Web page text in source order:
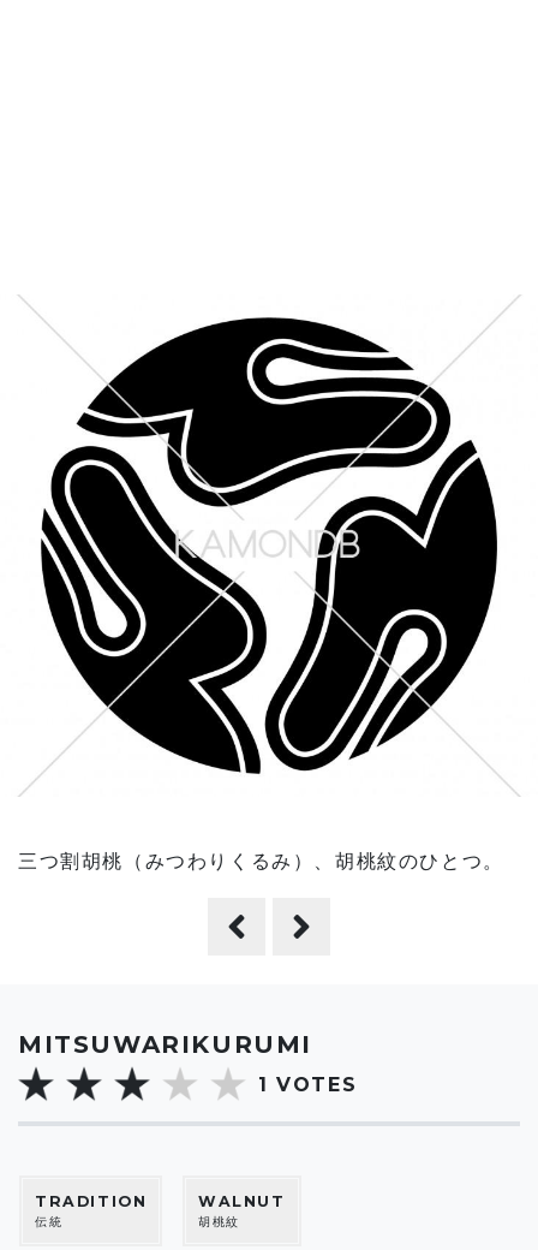
MITSUWARIKURUMI
1 VOTES
TRADITION
伝統
WALNUT
胡桃紋
三つ割胡桃（みつわりくるみ）、胡桃紋のひとつ。